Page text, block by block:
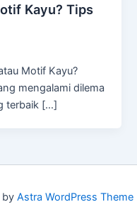
Kayu? Tips
Motif Kayu?
mengalami dilema
terbaik […]
by Astra WordPress Theme